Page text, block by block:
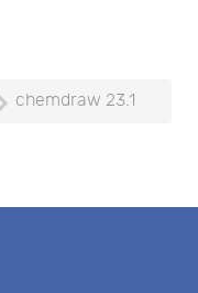
chemdraw 23.1